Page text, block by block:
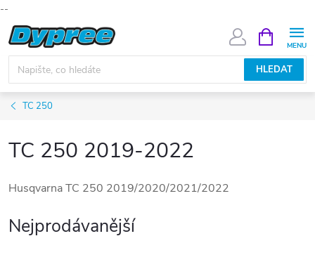
--
Přejít
na
obsah
HLEDAT
NÁKUPNÍ
KOŠÍK
TC 250
TC 250 2019-2022
Husqvarna TC 250 2019/2020/2021/2022
Nejprodávanější